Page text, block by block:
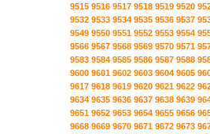
9515 9516 9517 9518 9519 9520
9532 9533 9534 9535 9536 9537
9549 9550 9551 9552 9553 9554
9566 9567 9568 9569 9570 9571
9583 9584 9585 9586 9587 9588
9600 9601 9602 9603 9604 9605
9617 9618 9619 9620 9621 9622
9634 9635 9636 9637 9638 9639
9651 9652 9653 9654 9655 9656
9668 9669 9670 9671 9672 9673